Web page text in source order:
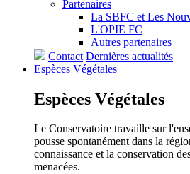
Partenaires
La SBFC et Les
L'OPIE FC
Autres partenaires
Contact Dernières actualités
Espèces Végétales
Espèces Végétales
Le Conservatoire travaille sur
pousse spontanément dans la
connaissance et la conservation
menacées.